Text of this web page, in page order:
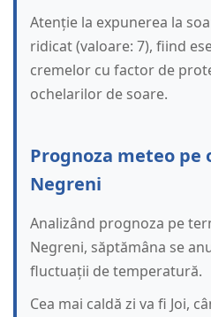
Atenție la expunerea la
ridicat (valoare: 7), fiind
cremelor cu factor de
ochelarilor de soare.
Prognoza meteo pe
Negreni
Analizând prognoza pe
Negreni, săptămâna se
fluctuații de temperatură.
Cea mai caldă zi va fi Joi,